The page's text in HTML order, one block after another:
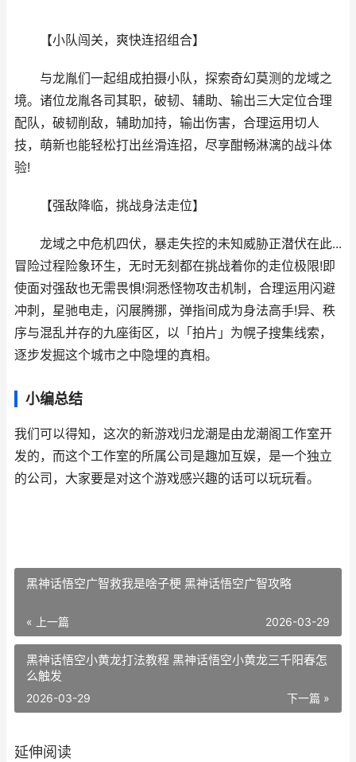
【小队闯关，爽快连招组合】
与龙胤们一起组成拍摄小队，探索奇幻莫测的龙域之
境。诸位龙胤各司其职，破韧、辅助、输出三大定位合理
配队，破韧削敌，辅助加持，输出伤害，合理运用切人
技，萌新也能轻松打出丝滑连招，尽享酣畅淋漓的战斗体
验!
【强敌降临，挑战身法走位】
龙域之中危机四伏，暴走失控的未知威胁正潜伏在此...
冒险过程险象环生，无时无刻都在挑战着你的走位极限!即
使面对强敌也无需畏惧!洞悉怪物攻击机制，合理运用闪避
冲刺，星驰电走，闪展腾挪，弹指间成为身法高手!异、秩
序与混乱并存的九座街区，以「拍片」为幌子搜集线索，
逐步发掘这个城市之中隐埋的真相。
小编总结
我们可以得知，这次的新游戏归龙潮是由龙潮阁工作室开
发的，而这个工作室的所属公司是‌‌趣加互娱，是一个独立
的公司，大家要是对这个游戏感兴趣的话可以玩玩看。
黑神话悟空广智救我是啥子梗 黑神话悟空广智攻略
« 上一篇 2026-03-29
黑神话悟空小黄龙打法教程 黑神话悟空小黄龙三千阳春怎
么触发
下一篇 »
2026-03-29
延伸阅读